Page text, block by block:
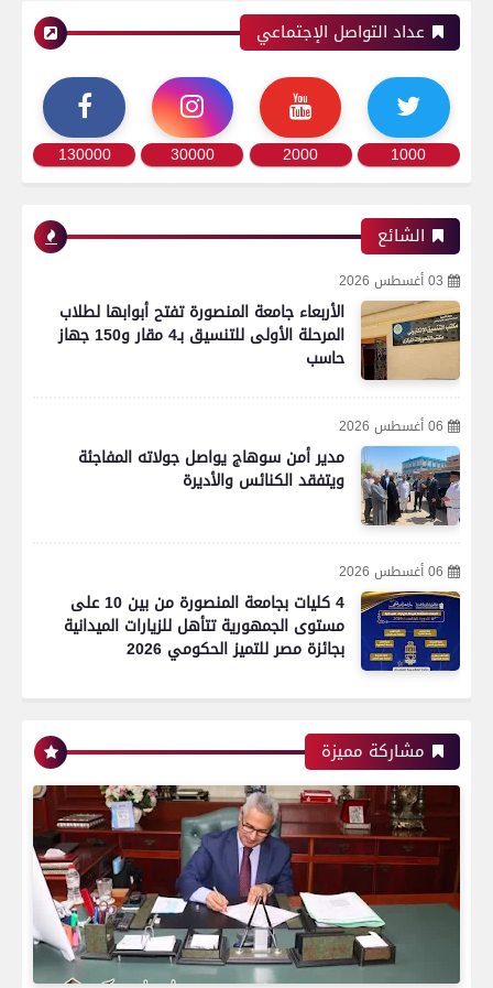
عداد التواصل الإجتماعي
1000
2000
30000
130000
الشائع
03 أغسطس 2026
الأربعاء جامعة المنصورة تفتح أبوابها لطلاب
المرحلة الأولى للتنسيق بـ4 مقار و150 جهاز
حاسب
06 أغسطس 2026
مدير أمن سوهاج يواصل جولاته المفاجئة
ويتفقد الكنائس والأديرة
06 أغسطس 2026
4 كليات بجامعة المنصورة من بين 10 على
مستوى الجمهورية تتأهل للزيارات الميدانية
بجائزة مصر للتميز الحكومي 2026
مشاركة مميزة